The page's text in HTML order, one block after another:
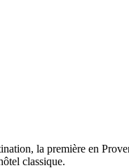
la première en
classique.